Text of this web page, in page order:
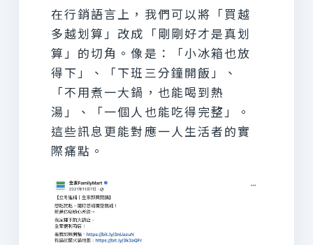
在行銷語言上，我們可以將「買越
多越划算」改成「剛剛好才是真划
算」的切角。像是：「小冰箱也放
得下」、「下班三分鐘開飯」、
「不用煮一大鍋，也能喝到熱
湯」、「一個人也能吃得完整」。
這些訊息更能對應一人生活者的實
際痛點。